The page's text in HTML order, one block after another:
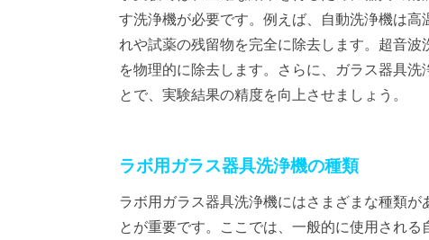
す洗浄機が必要です。例えば、自動洗浄機は
れや試薬の残留物を完全に除去します。超音
を物理的に除去します。さらに、ガラス器具
とで、実験結果の精度を向上させましょう。
ラボ用ガラス器具洗浄機の種類
ラボ用ガラス器具洗浄機にはさまざまな種類
とが重要です。ここでは、一般的に使用され